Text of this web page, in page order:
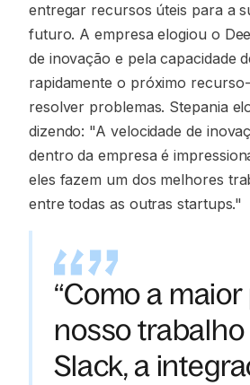
entregar recursos úteis para a
futuro. A empresa elogiou o
de inovação e pela capacidade
rapidamente o próximo
resolver problemas. Stepania
dizendo: "A velocidade de
dentro da empresa é
eles fazem um dos melhores
entre todas as outras startups."
“Como a
nosso
Slack, a